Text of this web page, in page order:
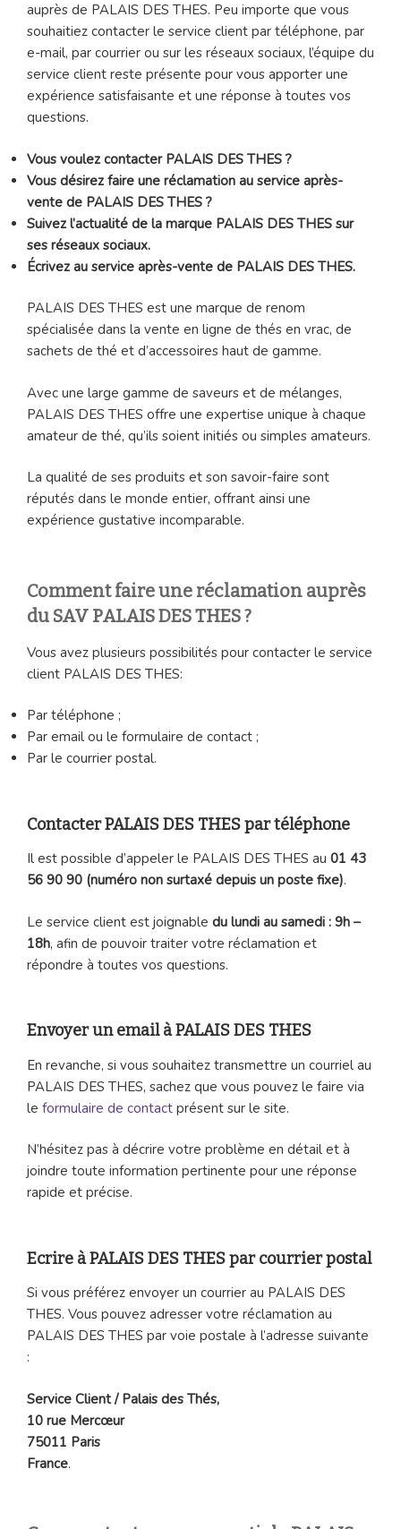
auprès de PALAIS DES THES. Peu importe que vous
souhaitiez contacter le service client par téléphone, par
e-mail, par courrier ou sur les réseaux sociaux, l’équipe du
service client reste présente pour vous apporter une
expérience satisfaisante et une réponse à toutes vos
questions.
Vous voulez contacter PALAIS DES THES ?
Vous désirez faire une réclamation au service après-
vente de PALAIS DES THES ?
Suivez l’actualité de la marque PALAIS DES THES sur
ses réseaux sociaux.
Écrivez au service après-vente de PALAIS DES THES.
PALAIS DES THES est une marque de renom
spécialisée dans la vente en ligne de thés en vrac, de
sachets de thé et d’accessoires haut de gamme.
Avec une large gamme de saveurs et de mélanges,
PALAIS DES THES offre une expertise unique à chaque
amateur de thé, qu’ils soient initiés ou simples amateurs.
La qualité de ses produits et son savoir-faire sont
réputés dans le monde entier, offrant ainsi une
expérience gustative incomparable.
Comment faire une réclamation auprès
du SAV PALAIS DES THES ?
Vous avez plusieurs possibilités pour contacter le service
client PALAIS DES THES:
Par téléphone ;
Par email ou le formulaire de contact ;
Par le courrier postal.
Contacter PALAIS DES THES par téléphone
Il est possible d’appeler le PALAIS DES THES au 01 43
56 90 90 (numéro non surtaxé depuis un poste fixe).
Le service client est joignable du lundi au samedi : 9h –
18h, afin de pouvoir traiter votre réclamation et
répondre à toutes vos questions.
Envoyer un email à PALAIS DES THES
En revanche, si vous souhaitez transmettre un courriel au
PALAIS DES THES, sachez que vous pouvez le faire via
le formulaire de contact présent sur le site.
N’hésitez pas à décrire votre problème en détail et à
joindre toute information pertinente pour une réponse
rapide et précise.
Ecrire à PALAIS DES THES par courrier postal
Si vous préférez envoyer un courrier au PALAIS DES
THES. Vous pouvez adresser votre réclamation au
PALAIS DES THES par voie postale à l’adresse suivante
:
Service Client / Palais des Thés,
10 rue Mercœur
75011 Paris
France.